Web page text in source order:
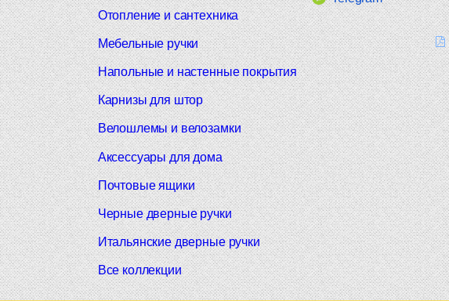
Отопление и сантехника
Мебельные ручки
Напольные и настенные покрытия
Карнизы для штор
Велошлемы и велозамки
Аксессуары для дома
Почтовые ящики
Черные дверные ручки
Итальянские дверные ручки
Все коллекции